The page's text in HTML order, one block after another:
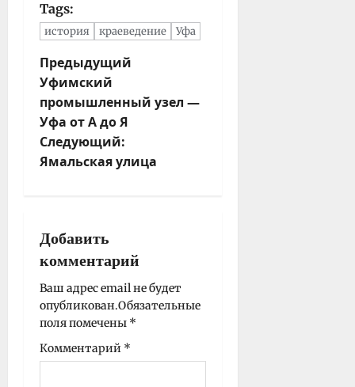
Tags:
история краеведение Уфа
Н
а
в
и
г
а
з
а
п
и
с
и
Предыдущий
Уфимский
промышленный узел —
Уфа от А до Я
Следующий:
Ямальская улица
Добавить
комментарий
Ваш адрес email не будет
опубликован.Обязательные
поля помечены *
Комментарий *